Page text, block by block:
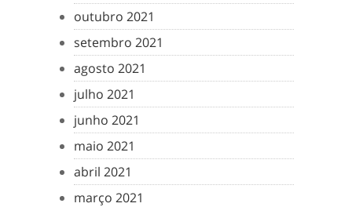
outubro 2021
setembro 2021
agosto 2021
julho 2021
junho 2021
maio 2021
abril 2021
março 2021